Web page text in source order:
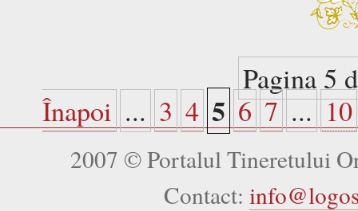
Pagina 5
Înapoi ... 3 4 5 6 7 ... 10
2007 © Portalul Tineretului
Contact: